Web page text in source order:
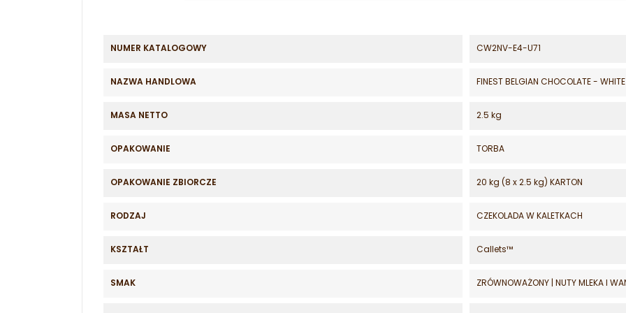
NUMER KATALOGOWY CW2NV-E4-U71
NAZWA HANDLOWA FINEST BELGIAN CHOCOLATE -
MASA NETTO 2.5 kg
OPAKOWANIE TORBA
OPAKOWANIE ZBIORCZE 20 kg (8 x 2.5 kg) KARTON
RODZAJ CZEKOLADA W KALETKACH
KSZTAŁT Callets™
SMAK ZRÓWNOWAŻONY | NUTY MLEKA I